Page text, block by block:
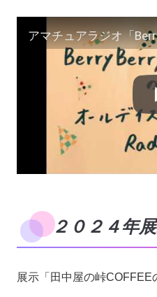
２０２４年
展示「田中屋の峠COFFEE